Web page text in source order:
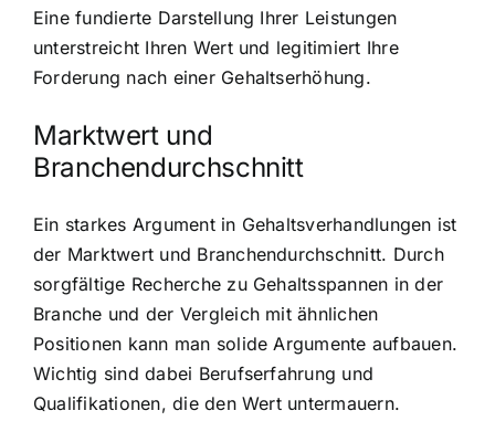
Eine fundierte Darstellung Ihrer Leistungen
unterstreicht Ihren Wert und legitimiert Ihre
Forderung nach einer Gehaltserhöhung.
Marktwert und
Branchendurchschnitt
Ein starkes Argument in Gehaltsverhandlungen ist
der Marktwert und Branchendurchschnitt. Durch
sorgfältige Recherche zu Gehaltsspannen in der
Branche und der Vergleich mit ähnlichen
Positionen kann man solide Argumente aufbauen.
Wichtig sind dabei Berufserfahrung und
Qualifikationen, die den Wert untermauern.